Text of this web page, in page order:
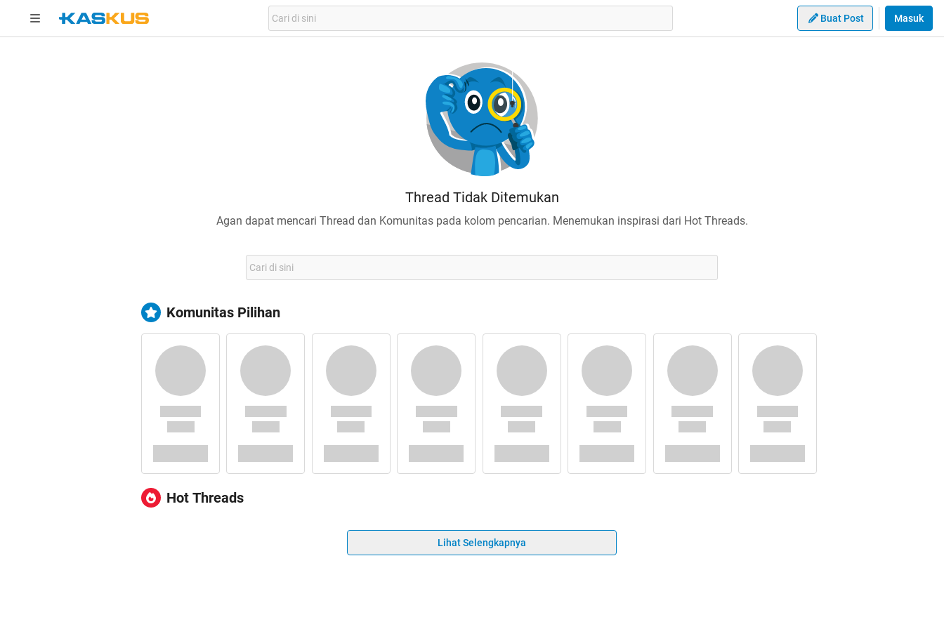
Buat Post Masuk
Thread Tidak Ditemukan
Agan dapat mencari Thread dan Komunitas pada kolom pencarian. Menemukan inspirasi dari Hot Threads.
Komunitas Pilihan
Hot Threads
Lihat Selengkapnya